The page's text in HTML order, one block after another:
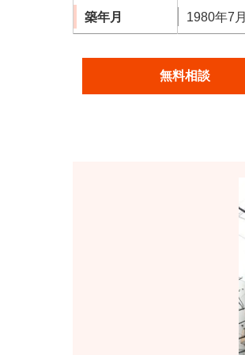
築年月 1980年7月
無料相談